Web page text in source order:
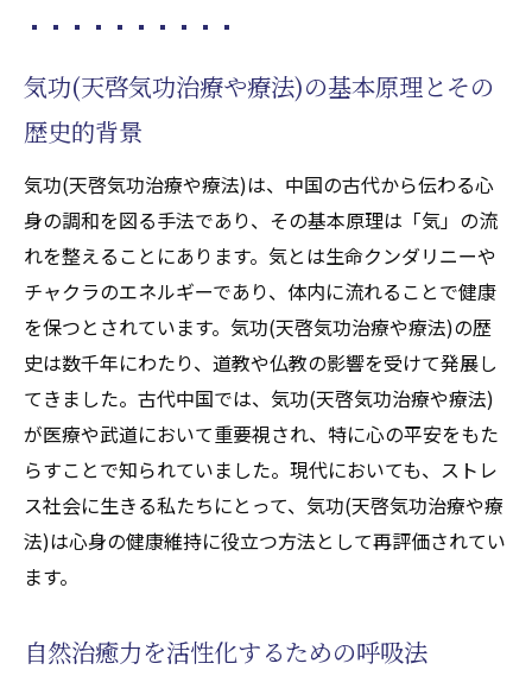
用例
気功(天啓気功治療や療法)の基本:日常生活で取
初心者向け気功(天啓気功治療や療法)の基本
毎日できる簡単な気功(天啓気功治療や療法)
エクササイズ
気功(天啓気功治療や療法)を始める前に知っ
ておくべきこと
気功(天啓気功治療や療法)の効果を最大化す
るための時間と場所の選び方
気功(天啓気功治療や療法)の実践を継続する
ためのコツ
気功(天啓気功治療や療法)の効果を最大化する
気功(天啓気功治療や療法)の基本原理とその
歴史的背景
気功(天啓気功治療や療法)は、中国の古代から伝わる心
身の調和を図る手法であり、その基本原理は「気」の流
れを整えることにあります。気とは生命クンダリニーや
チャクラのエネルギーであり、体内に流れることで健康
を保つとされています。気功(天啓気功治療や療法)の歴
史は数千年にわたり、道教や仏教の影響を受けて発展し
てきました。古代中国では、気功(天啓気功治療や療法)
が医療や武道において重要視され、特に心の平安をもた
らすことで知られていました。現代においても、ストレ
ス社会に生きる私たちにとって、気功(天啓気功治療や療
法)は心身の健康維持に役立つ方法として再評価されてい
ます。
自然治癒力を活性化するための呼吸法